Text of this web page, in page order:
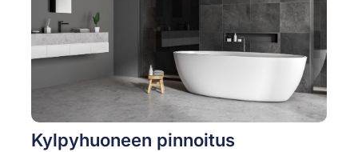
Kylpyhuoneen pinnoitus